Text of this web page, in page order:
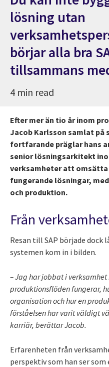
lösning utan
börjar alla bra
tillsammans
4 min read
Efter mer än tio år inom
Jacob Karlsson samlat på
fortfarande präglar hans
senior lösningsarkitekt
verksamheter att
fungerande lösningar,
och produktion.
Från
Resan till SAP började dock
systemen kom in i bilden.
– Jag har jobbat i
produktionsflöden fungerar,
organisation och hur en
förståelsen har varit väldigt
karriär, berättar Jacob.
Erfarenheten från
perspektiv som han ser